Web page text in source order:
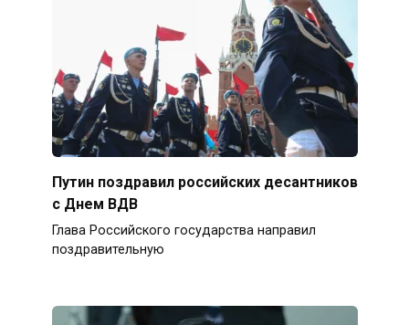
Путин поздравил российских десантников
с Днем ВДВ
Глава Российского государства направил
поздравительную